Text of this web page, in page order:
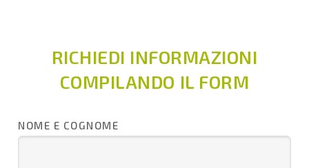
RICHIEDI INFORMAZIONI
COMPILANDO IL FORM
NOME E COGNOME